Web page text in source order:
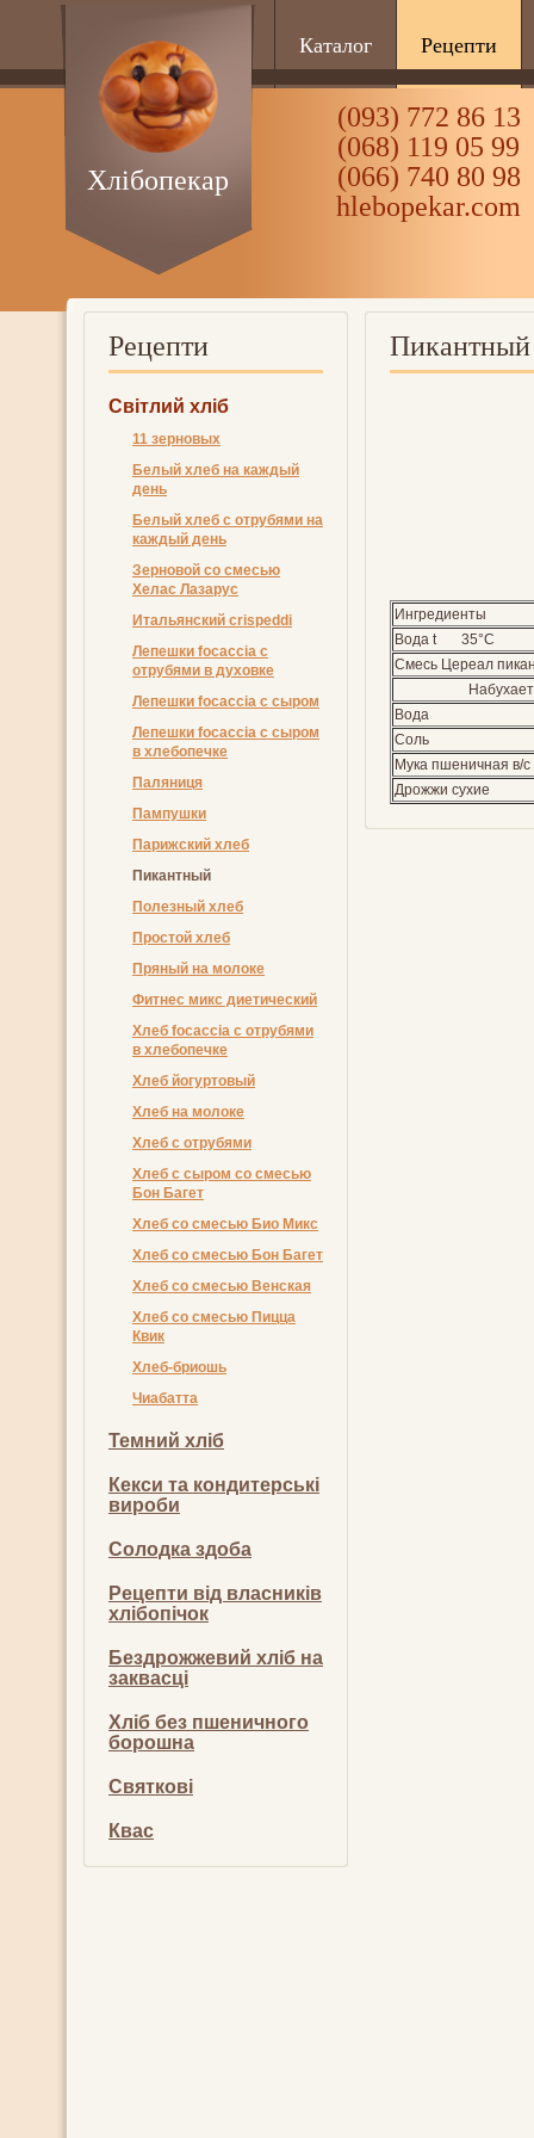
Каталог Рецепти
(093) 772 86 13
(068) 119 05 99
(066) 740 80 98
hlebopekar.com
Хлібопекар
Рецепти
Світлий хліб
11 зерновых
Белый хлеб на каждый
день
Белый хлеб с отрубями на
каждый день
Зерновой со смесью
Хелас Лазарус
Итальянский crispeddi
Лепешки focaccia с
отрубями в духовке
Лепешки focaccia с сыром
Лепешки focaccia с сыром
в хлебопечке
Пaляниця
Пампушки
Парижский хлеб
Пикантный
Полезный хлеб
Простой хлеб
Пряный на молоке
Фитнес микс диетический
Хлеб focaccia с отрубями
в хлебопечке
Хлеб йогуртовый
Хлеб на молоке
Хлеб с отрубями
Хлеб с сыром со смесью
Бон Багет
Хлеб со смесью Био Микс
Хлеб со смесью Бон Багет
Хлеб со смесью Венская
Хлеб со смесью Пицца
Квик
Хлеб-бриошь
Чиабатта
Темний хліб
Кекси та кондитерські
вироби
Солодка здоба
Рецепти від власників
хлібопічок
Бездрожжевий хліб на
заквасці
Хліб без пшеничного
борошна
Святкові
Квас
Пикантный
Ингредиенты
Вода t 35°C
Смесь Цереал
Вода
Соль
Мука пшеничная в/с
Дрожжи сухие